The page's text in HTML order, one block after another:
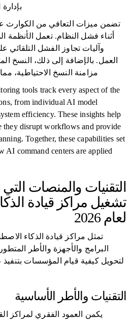
تضمن ميزات التعافي من الكوارث
أثناء فشل النظام. تعمل الأنظمة
وآليات تجاوز الفشل
العمل. بالإضافة إلى ذلك، النسخ
مزامنة النسخ الاحتياطية،
tools track every aspect of the
from individual AI model
efficiency. These insights help
they disrupt workflows and provide
Together, these capabilities set
AI command centers are applied
التقنيات والمنصات
تشغيل مراكز قيادة
لعام 2026
البرامج والأجهزة والأطر
لتحويل كيفية قيام المؤسسات
التقنيات والأطر الأساسية
يكمن العمود الفقري لمراكز